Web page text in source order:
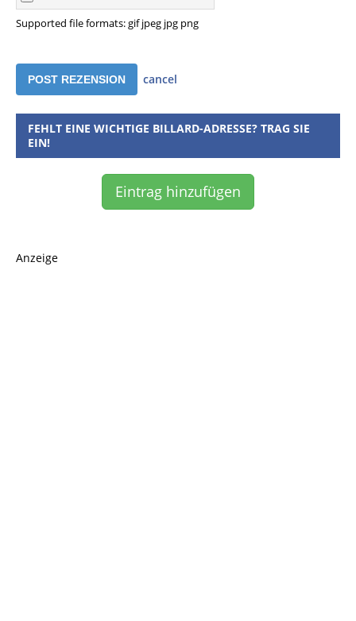
Supported file formats: gif jpeg jpg png
cancel
FEHLT EINE WICHTIGE BILLARD-ADRESSE? TRAG SIE
EIN!
Eintrag hinzufügen
Anzeige